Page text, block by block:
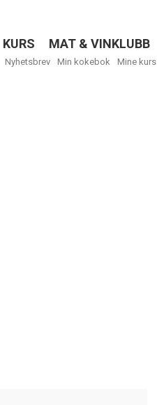
KURS MAT & VINKLUBB
Nyhetsbrev Min kokebok Mine kurs